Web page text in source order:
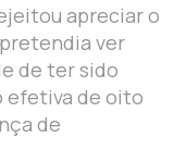
apreciar o
ver
de ter sido
efetiva de oito
de